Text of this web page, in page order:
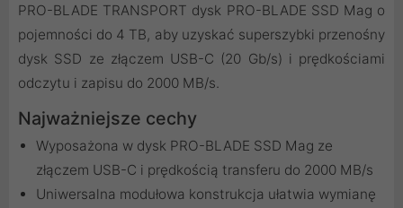
PRO-BLADE TRANSPORT dysk PRO-BLADE SSD Mag o
pojemności do 4 TB, aby uzyskać superszybki przenośny
dysk SSD ze złączem USB-C (20 Gb/s) i prędkościami
odczytu i zapisu do 2000 MB/s.
Najważniejsze cechy
Wyposażona w dysk PRO-BLADE SSD Mag ze
złączem USB-C i prędkością transferu do 2000 MB/s
Uniwersalna modułowa konstrukcja ułatwia wymianę